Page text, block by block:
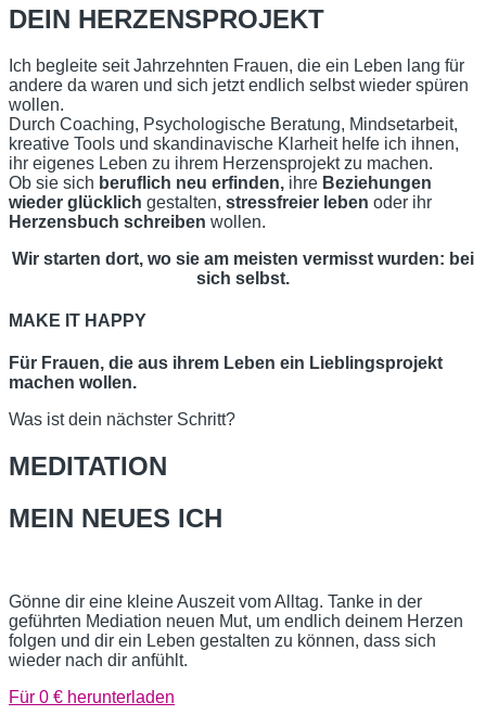
DEIN HERZENSPROJEKT
Ich begleite seit Jahrzehnten Frauen, die ein Leben lang für
andere da waren und sich jetzt endlich selbst wieder spüren
wollen.
Durch Coaching, Psychologische Beratung, Mindsetarbeit,
kreative Tools und skandinavische Klarheit helfe ich ihnen,
ihr eigenes Leben zu ihrem Herzensprojekt zu machen.
Ob sie sich beruflich neu erfinden, ihre Beziehungen
wieder glücklich gestalten, stressfreier leben oder ihr
Herzensbuch schreiben wollen.
Wir starten dort, wo sie am meisten vermisst wurden: bei
sich selbst.
MAKE IT HAPPY
Für Frauen, die aus ihrem Leben ein Lieblingsprojekt
machen wollen.
Was ist dein nächster Schritt?
MEDITATION
MEIN NEUES ICH
Gönne dir eine kleine Auszeit vom Alltag. Tanke in der
geführten Mediation neuen Mut, um endlich deinem Herzen
folgen und dir ein Leben gestalten zu können, dass sich
wieder nach dir anfühlt.
Für 0 € herunterladen